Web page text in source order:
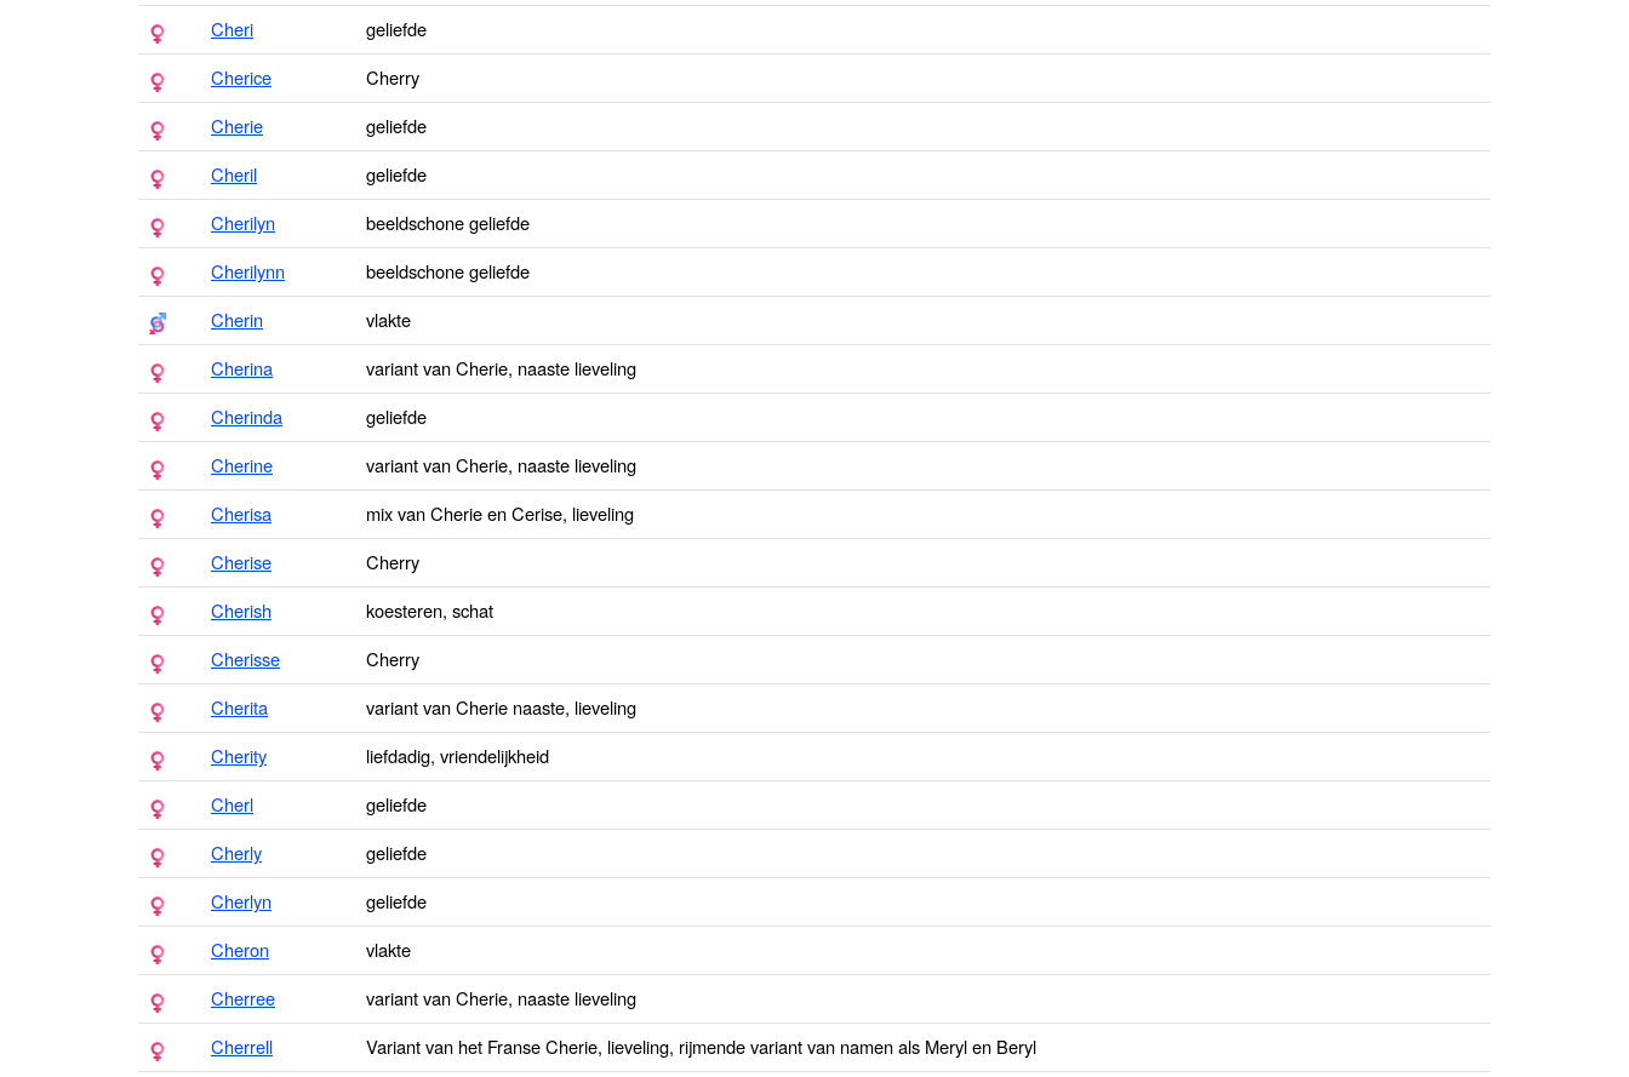
Cheri
geliefde
Cherice
Cherry
Cherie
geliefde
Cheril
geliefde
Cherilyn
beeldschone geliefde
Cherilynn
beeldschone geliefde
Cherin
vlakte
Cherina
variant van Cherie, naaste lieveling
Cherinda
geliefde
Cherine
variant van Cherie, naaste lieveling
Cherisa
mix van Cherie en Cerise, lieveling
Cherise
Cherry
Cherish
koesteren, schat
Cherisse
Cherry
Cherita
variant van Cherie naaste, lieveling
Cherity
liefdadig, vriendelijkheid
Cherl
geliefde
Cherly
geliefde
Cherlyn
geliefde
Cheron
vlakte
Cherree
variant van Cherie, naaste lieveling
Cherrell
Variant van het Franse Cherie, lieveling, rijmende variant van namen als Meryl en Beryl